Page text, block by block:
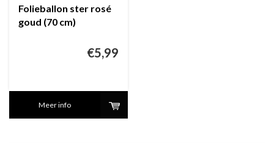
Folieballon ster rosé
goud (70 cm)
€5,99
Meer info